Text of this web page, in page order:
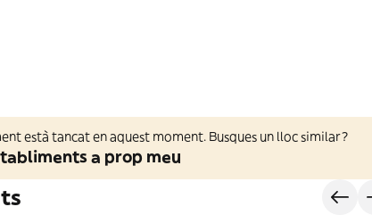
està tancat en aquest moment. Busques un lloc similar?
a prop meu